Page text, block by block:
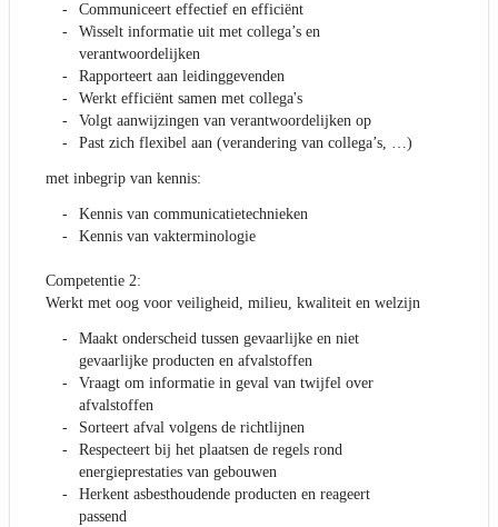
Communiceert effectief en efficiënt
Wisselt informatie uit met collega’s en
verantwoordelijken
Rapporteert aan leidinggevenden
Werkt efficiënt samen met collega's
Volgt aanwijzingen van verantwoordelijken op
Past zich flexibel aan (verandering van collega’s, …)
met inbegrip van kennis:
Kennis van communicatietechnieken
Kennis van vakterminologie
Competentie 2:
Werkt met oog voor veiligheid, milieu, kwaliteit en welzijn
Maakt onderscheid tussen gevaarlijke en niet
gevaarlijke producten en afvalstoffen
Vraagt om informatie in geval van twijfel over
afvalstoffen
Sorteert afval volgens de richtlijnen
Respecteert bij het plaatsen de regels rond
energieprestaties van gebouwen
Herkent asbesthoudende producten en reageert
passend